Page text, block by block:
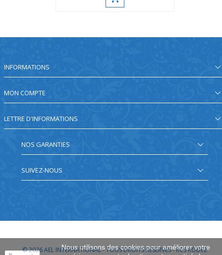
INFORMATIONS
MON COMPTE
LETTRE D'INFORMATIONS
Nous utilisons des cookies pour améliorer votre
NOS GARANTIES
SUIVEZ-NOUS
© 2026AEL INTERNATIONAL - TOUS DROITS RÉSERVÉS - RCS RODEZ